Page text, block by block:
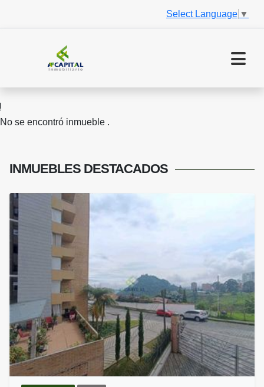
Select Language ▼
No se encontró inmueble .
INMUEBLES DESTACADOS